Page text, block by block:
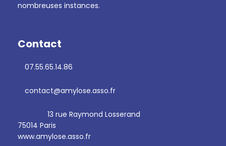
nombreuses instances.
Contact
07.55.65.14.86
contact@amylose.asso.fr
13 rue Raymond Losserand
75014 Paris
www.amylose.asso.fr